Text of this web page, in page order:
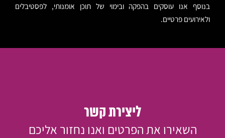
בנוסף אנו עוסקים בהפקה ובימוי של תוכן אומנותי, לפסטיבלים
ולאירועים פרטיים.
ליצירת קשר
השאירו את הפרטים ואנו נחזור אליכם